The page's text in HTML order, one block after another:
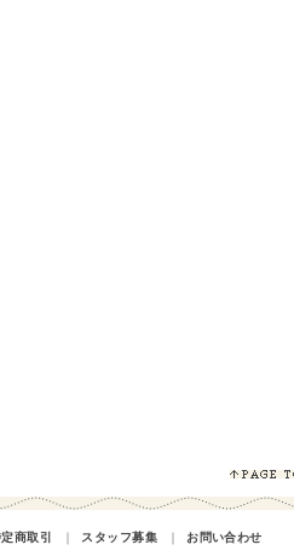
商取引 ｜ スタッフ募集 ｜ お問い合わせ